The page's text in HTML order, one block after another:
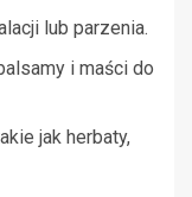
lub parzenia.
i maści do
jak herbaty,